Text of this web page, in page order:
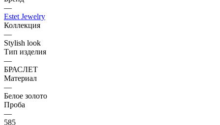
—
Estet Jewelry
Коллекция
—
Stylish look
Тип изделия
—
БРАСЛЕТ
Материал
—
Белое золото
Проба
—
585